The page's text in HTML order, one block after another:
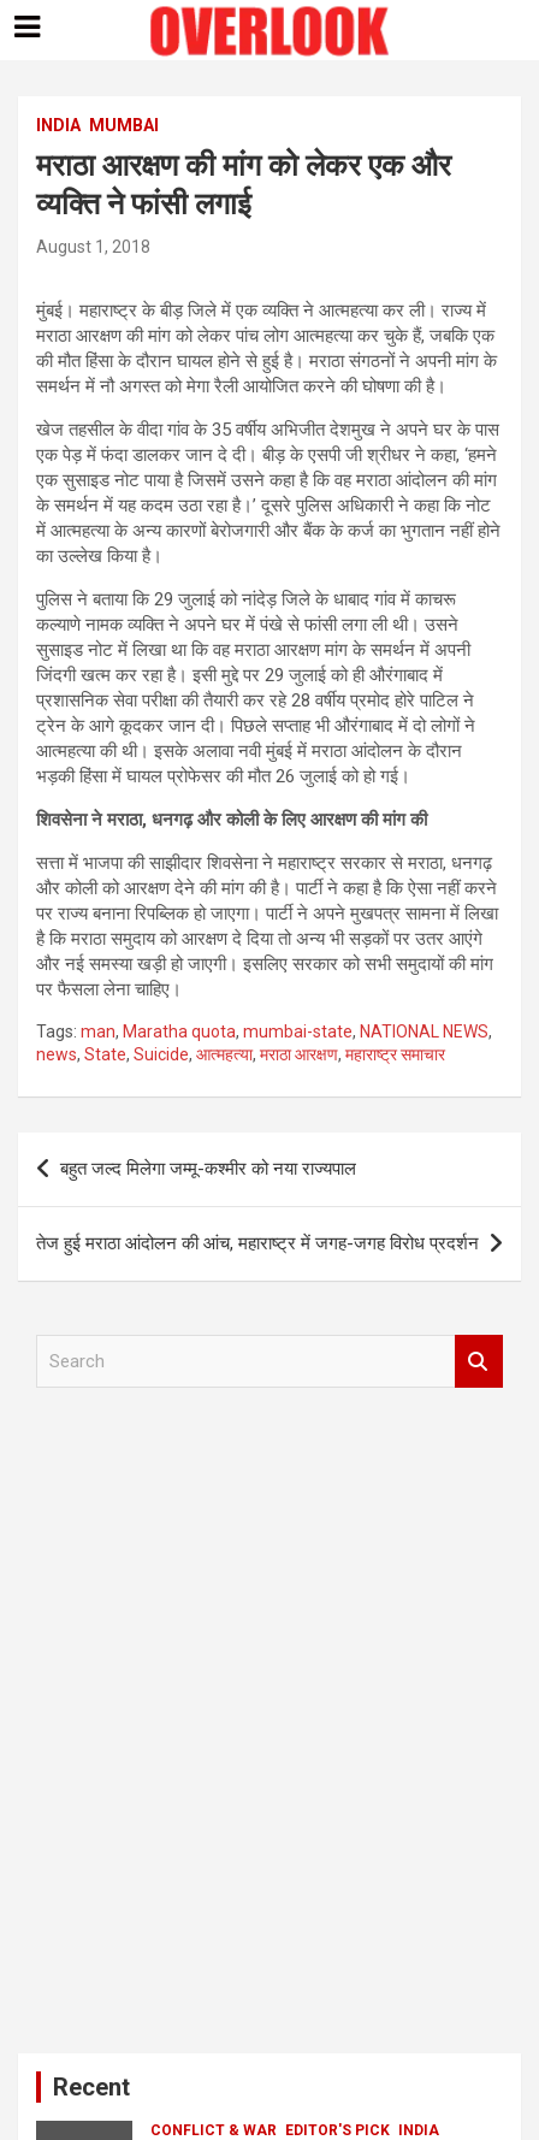
contentINDIA MUMBAI
मराठा आरक्षण की मांग को लेकर एक और
व्यक्ति ने फांसी लगाई
August 1, 2018
मुंबई। महाराष्ट्र के बीड़ जिले में एक व्यक्ति ने आत्महत्या कर ली। राज्य में
मराठा आरक्षण की मांग को लेकर पांच लोग आत्महत्या कर चुके हैं, जबकि एक
की मौत हिंसा के दौरान घायल होने से हुई है। मराठा संगठनों ने अपनी मांग के
समर्थन में नौ अगस्त को मेगा रैली आयोजित करने की घोषणा की है।
खेज तहसील के वीदा गांव के 35 वर्षीय अभिजीत देशमुख ने अपने घर के पास
एक पेड़ में फंदा डालकर जान दे दी। बीड़ के एसपी जी श्रीधर ने कहा, ‘हमने
एक सुसाइड नोट पाया है जिसमें उसने कहा है कि वह मराठा आंदोलन की मांग
के समर्थन में यह कदम उठा रहा है।’ दूसरे पुलिस अधिकारी ने कहा कि नोट
में आत्महत्या के अन्य कारणों बेरोजगारी और बैंक के कर्ज का भुगतान नहीं होने
का उल्लेख किया है।
पुलिस ने बताया कि 29 जुलाई को नांदेड़ जिले के धाबाद गांव में काचरू
कल्याणे नामक व्यक्ति ने अपने घर में पंखे से फांसी लगा ली थी। उसने
सुसाइड नोट में लिखा था कि वह मराठा आरक्षण मांग के समर्थन में अपनी
जिंदगी खत्म कर रहा है। इसी मुद्दे पर 29 जुलाई को ही औरंगाबाद में
प्रशासनिक सेवा परीक्षा की तैयारी कर रहे 28 वर्षीय प्रमोद होरे पाटिल ने
ट्रेन के आगे कूदकर जान दी। पिछले सप्ताह भी औरंगाबाद में दो लोगों ने
आत्महत्या की थी। इसके अलावा नवी मुंबई में मराठा आंदोलन के दौरान
भड़की हिंसा में घायल प्रोफेसर की मौत 26 जुलाई को हो गई।
शिवसेना ने मराठा, धनगढ़ और कोली के लिए आरक्षण की मांग की
सत्ता में भाजपा की साझीदार शिवसेना ने महाराष्ट्र सरकार से मराठा, धनगढ़
और कोली को आरक्षण देने की मांग की है। पार्टी ने कहा है कि ऐसा नहीं करने
पर राज्य बनाना रिपब्लिक हो जाएगा। पार्टी ने अपने मुखपत्र सामना में लिखा
है कि मराठा समुदाय को आरक्षण दे दिया तो अन्य भी सड़कों पर उतर आएंगे
और नई समस्या खड़ी हो जाएगी। इसलिए सरकार को सभी समुदायों की मांग
पर फैसला लेना चाहिए।
Tags: man, Maratha quota, mumbai-state, NATIONAL NEWS,
news, State, Suicide, आत्महत्या, मराठा आरक्षण, महाराष्ट्र समाचार
Post
navigation
बहुत जल्द मिलेगा जम्मू-कश्मीर को नया राज्यपाल
तेज हुई मराठा आंदोलन की आंच, महाराष्ट्र में जगह-जगह विरोध प्रदर्शन
Recent
CONFLICT & WAR EDITOR'S PICK
INDIA